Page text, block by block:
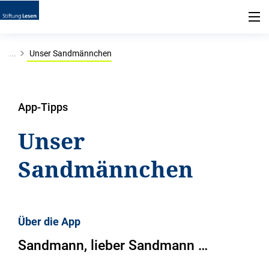
... Unser Sandmännchen
App-Tipps
Unser
Sandmännchen
Über die App
Sandmann, lieber Sandmann …